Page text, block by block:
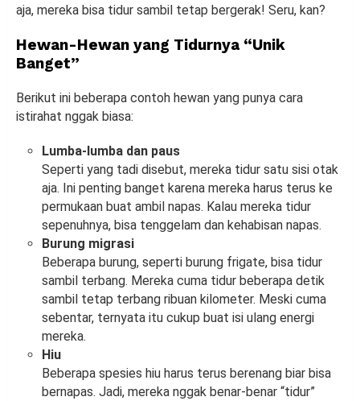
aja, mereka bisa tidur sambil tetap bergerak! Seru, kan?
Hewan-Hewan yang Tidurnya “Unik
Banget”
Berikut ini beberapa contoh hewan yang punya cara
istirahat nggak biasa:
Lumba-lumba dan paus
Seperti yang tadi disebut, mereka tidur satu sisi otak
aja. Ini penting banget karena mereka harus terus ke
permukaan buat ambil napas. Kalau mereka tidur
sepenuhnya, bisa tenggelam dan kehabisan napas.
Burung migrasi
Beberapa burung, seperti burung frigate, bisa tidur
sambil terbang. Mereka cuma tidur beberapa detik
sambil tetap terbang ribuan kilometer. Meski cuma
sebentar, ternyata itu cukup buat isi ulang energi
mereka.
Hiu
Beberapa spesies hiu harus terus berenang biar bisa
bernapas. Jadi, mereka nggak benar-benar “tidur”